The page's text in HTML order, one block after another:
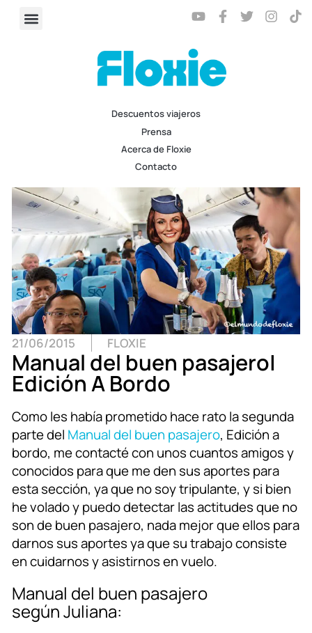
Descuentos viajeros
Prensa
Acerca de Floxie
Contacto
21/06/2015 FLOXIE
Manual del buen pasajero|
Edición A Bordo
Como les había prometido hace rato la segunda
parte del Manual del buen pasajero, Edición a
bordo, me contacté con unos cuantos amigos y
conocidos para que me den sus aportes para
esta sección, ya que no soy tripulante, y si bien
he volado y puedo detectar las actitudes que no
son de buen pasajero, nada mejor que ellos para
darnos sus aportes ya que su trabajo consiste
en cuidarnos y asistirnos en vuelo.
Manual del buen pasajero
según Juliana: